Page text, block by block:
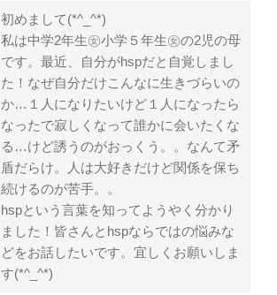
初めまして(*^_^*)
私は中学2年生㊛小学５年生㊛の2児の母
です。最近、自分がhspだと自覚しまし
た！なぜ自分だけこんなに生きづらいの
か…１人になりたいけど１人になったら
なったで寂しくなって誰かに会いたくな
る…けど誘うのがおっくう。。なんて矛
盾だらけ。人は大好きだけど関係を保ち
続けるのが苦手。。
hspという言葉を知ってようやく分かり
ました！皆さんとhspならではの悩みな
どをお話したいです。宜しくお願いしま
す(*^_^*)